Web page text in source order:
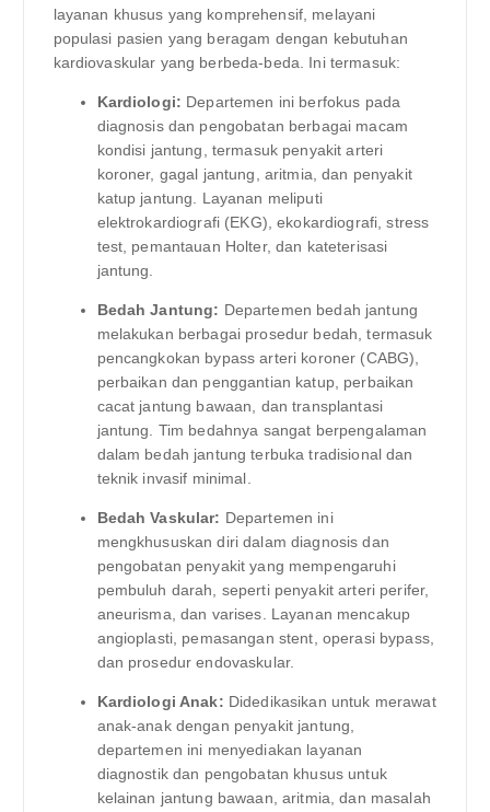
layanan khusus yang komprehensif, melayani
populasi pasien yang beragam dengan kebutuhan
kardiovaskular yang berbeda-beda. Ini termasuk:
Kardiologi: Departemen ini berfokus pada
diagnosis dan pengobatan berbagai macam
kondisi jantung, termasuk penyakit arteri
koroner, gagal jantung, aritmia, dan penyakit
katup jantung. Layanan meliputi
elektrokardiografi (EKG), ekokardiografi, stress
test, pemantauan Holter, dan kateterisasi
jantung.
Bedah Jantung: Departemen bedah jantung
melakukan berbagai prosedur bedah, termasuk
pencangkokan bypass arteri koroner (CABG),
perbaikan dan penggantian katup, perbaikan
cacat jantung bawaan, dan transplantasi
jantung. Tim bedahnya sangat berpengalaman
dalam bedah jantung terbuka tradisional dan
teknik invasif minimal.
Bedah Vaskular: Departemen ini
mengkhususkan diri dalam diagnosis dan
pengobatan penyakit yang mempengaruhi
pembuluh darah, seperti penyakit arteri perifer,
aneurisma, dan varises. Layanan mencakup
angioplasti, pemasangan stent, operasi bypass,
dan prosedur endovaskular.
Kardiologi Anak: Didedikasikan untuk merawat
anak-anak dengan penyakit jantung,
departemen ini menyediakan layanan
diagnostik dan pengobatan khusus untuk
kelainan jantung bawaan, aritmia, dan masalah